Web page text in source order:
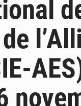
U18 : Le Mali